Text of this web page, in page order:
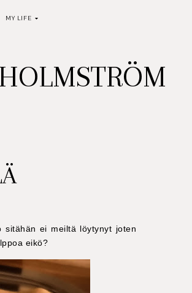
MY LIFE
sitähän ei meiltä löytynyt joten
eikö?